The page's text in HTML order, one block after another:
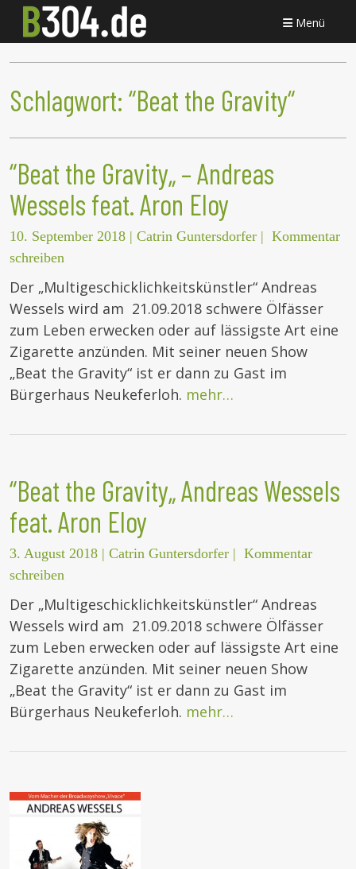
Menü
Schlagwort: “Beat the Gravity“
“Beat the Gravity„ – Andreas
Wessels feat. Aron Eloy
10. September 2018 | Catrin Guntersdorfer | Kommentar
schreiben
Der „Multigeschicklichkeitskünstler“ Andreas
Wessels wird am 21.09.2018 schwere Ölfässer
zum Leben erwecken oder auf lässigste Art eine
Zigarette anzünden. Mit seiner neuen Show
„Beat the Gravity“ ist er dann zu Gast im
Bürgerhaus Neukeferloh. mehr…
“Beat the Gravity„ Andreas Wessels
feat. Aron Eloy
3. August 2018 | Catrin Guntersdorfer | Kommentar
schreiben
Der „Multigeschicklichkeitskünstler“ Andreas
Wessels wird am 21.09.2018 schwere Ölfässer
zum Leben erwecken oder auf lässigste Art eine
Zigarette anzünden. Mit seiner neuen Show
„Beat the Gravity“ ist er dann zu Gast im
Bürgerhaus Neukeferloh. mehr…